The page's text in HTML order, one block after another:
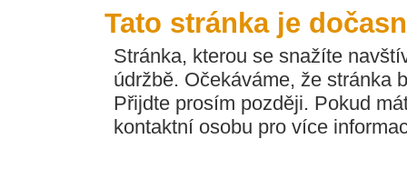
Tato stránka je
Stránka, kterou se snažíte
údržbě. Očekáváme, že stránka
Přijdte prosím později. Pokud
kontaktní osobu pro více